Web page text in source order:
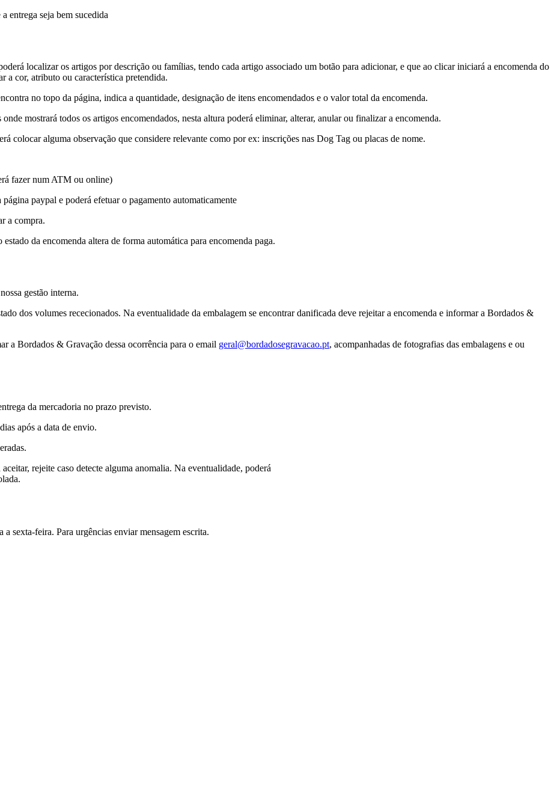
entrega seja bem sucedida
localizar os artigos por descrição ou famílias, tendo cada artigo associado um botão para adicionar, e que ao clicar iniciará a encomenda do
a cor, atributo ou característica pretendida.
no topo da página, indica a quantidade, designação de itens encomendados e o valor total da encomenda.
mostrará todos os artigos encomendados, nesta altura poderá eliminar, alterar, anular ou finalizar a encomenda.
colocar alguma observação que considere relevante como por ex: inscrições nas Dog Tag ou placas de nome.
fazer num ATM ou online)
paypal e poderá efetuar o pagamento automaticamente
a compra.
da encomenda altera de forma automática para encomenda paga.
gestão interna.
dos volumes rececionados. Na eventualidade da embalagem se encontrar danificada deve rejeitar a encomenda e informar a Bordados &
a Bordados & Gravação dessa ocorrência para o email geral@bordadosegravacao.pt, acompanhadas de fotografias das embalagens e ou
da mercadoria no prazo previsto.
após a data de envio.
rejeite caso detecte alguma anomalia. Na eventualidade, poderá
sexta-feira. Para urgências enviar mensagem escrita.